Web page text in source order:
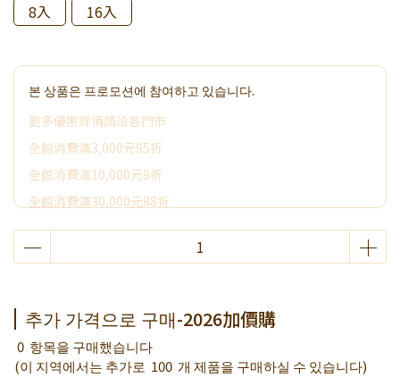
8入
16入
본 상품은 프로모션에 참여하고 있습니다.
更多優惠詳情請洽各門市
全館消費滿3,000元95折
全館消費滿10,000元9折
全館消費滿30,000元88折
全館消費滿50,000元享其它優惠
추가 가격으로 구매-2026加價購
0 항목을 구매했습니다
(이 지역에서는 추가로 100 개 제품을 구매하실 수 있습니다)